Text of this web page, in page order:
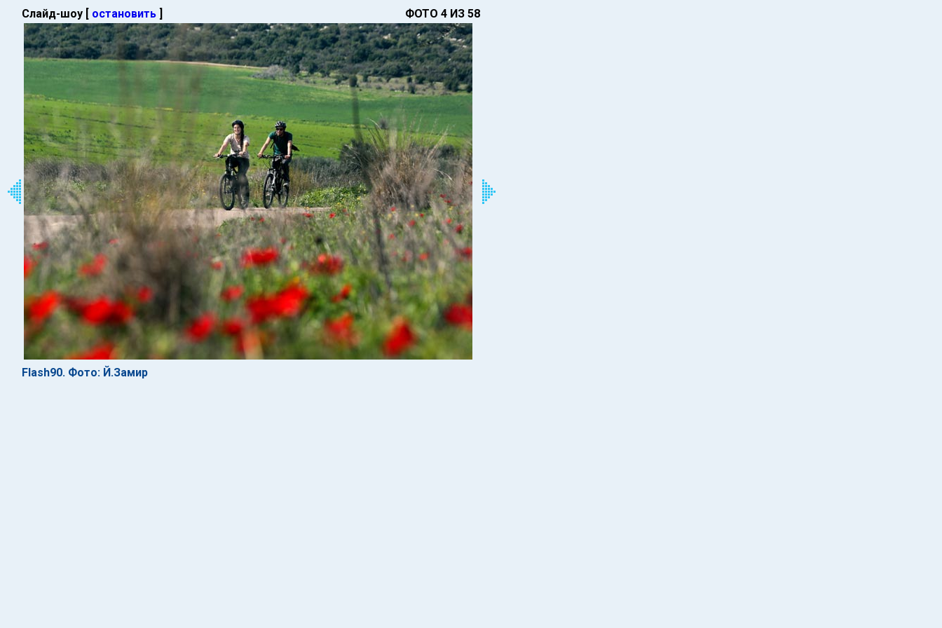
Слайд-шоу [ остановить ] ФОТО 4 ИЗ 58
Flash90. Фото: Й.Замир